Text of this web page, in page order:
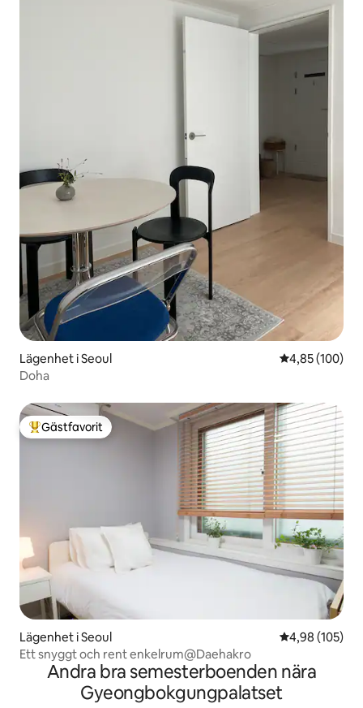
Lägenhet i Seoul 4,85 av 5 i
4,85 (100)
Doha
Populär gästfavorit
Gästfavorit
Lägenhet i Seoul 4,98 av 5 i
4,98 (105)
Ett snyggt och rent enkelrum@Daehakro
Andra bra semesterboenden nära
Gyeongbokgungpalatset